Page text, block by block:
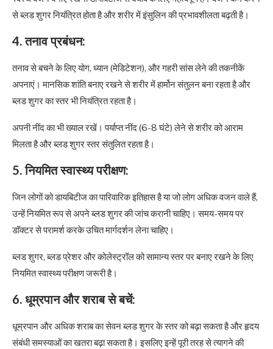
से ब्लड शुगर नियंत्रित होता है और शरीर में इंसुलिन की प्रभावशीलता बढ़ती है।
4. तनाव प्रबंधन:
तनाव से बचने के लिए योग, ध्यान (मेडिटेशन), और गहरी सांस लेने की तकनीकें
अपनाएं। मानसिक शांति बनाए रखने से शरीर में हार्मोन संतुलन बना रहता है और
ब्लड शुगर का स्तर भी नियंत्रित रहता है।
अपनी नींद का भी ख्याल रखें। पर्याप्त नींद (6-8 घंटे) लेने से शरीर को आराम
मिलता है और ब्लड शुगर स्तर संतुलित रहता है।
5. नियमित स्वास्थ्य परीक्षण:
जिन लोगों को डायबिटीज का पारिवारिक इतिहास है या जो लोग अधिक वजन वाले हैं,
उन्हें नियमित रूप से अपने ब्लड शुगर की जांच करानी चाहिए। समय-समय पर
डॉक्टर से परामर्श करके उचित मार्गदर्शन लेना चाहिए।
ब्लड शुगर, ब्लड प्रेशर और कोलेस्ट्रॉल को सामान्य स्तर पर बनाए रखने के लिए
नियमित स्वास्थ्य परीक्षण जरूरी है।
6. धूम्रपान और शराब से बचें:
धूम्रपान और अधिक शराब का सेवन ब्लड शुगर के स्तर को बढ़ा सकता है और हृदय
संबंधी समस्याओं का खतरा बढ़ा सकता है। इसलिए इन्हें पूरी तरह से त्यागने की